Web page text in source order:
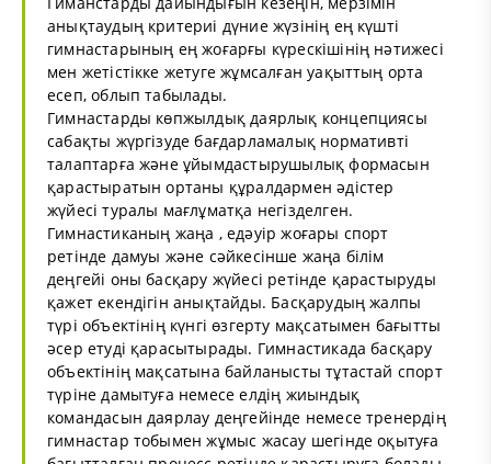
анықтаудың критериі дүние жүзінің ең күшті
гимнастарының ең жоғарғы күрескішінің нәтижесі
мен жетістікке жетуге жұмсалған уақыттың орта
есеп, облып табылады.
Гимнастарды көпжылдық даярлық концепциясы
сабақты жүргізуде бағдарламалық нормативті
талаптарға және ұйымдастырушылық формасын
қарастыратын ортаны құралдармен әдістер
жүйесі туралы мағлұматқа негізделген.
Гимнастиканың жаңа , едәуір жоғары спорт
ретінде дамуы және сәйкесінше жаңа білім
деңгейі оны басқару жүйесі ретінде қарастыруды
қажет екендігін анықтайды. Басқарудың жалпы
түрі объектінің күнгі өзгерту мақсатымен бағытты
әсер етуді қарасытырады. Гимнастикада басқару
объектінің мақсатына байланысты тұтастай спорт
түріне дамытуға немесе елдің жиындық
командасын даярлау деңгейінде немесе тренердің
гимнастар тобымен жұмыс жасау шегінде оқытуға